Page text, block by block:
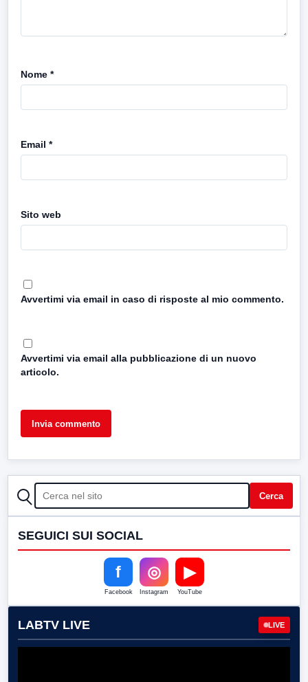
Nome *
Email *
Sito web
Avvertimi via email in caso di risposte al mio commento.
Avvertimi via email alla pubblicazione di un nuovo
articolo.
CERCA Cerca
SEGUICI SUI SOCIAL
f
Facebook
◎
Instagram
▶
YouTube
LABTV LIVE LIVE